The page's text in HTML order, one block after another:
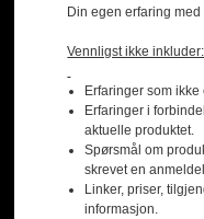
Din egen erfaring
Vennligst ikke inkluder:
Erfaringer som ikke
Erfaringer i
aktuelle produktet.
Spørsmål om
skrevet en
Linker, priser,
informasjon.